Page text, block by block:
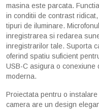
masina este parcata.
in conditii de contrast
tipuri de iluminare.
inregistrarea si redarea
inregistrarilor tale. Suporta
oferind spatiu suficient
USB-C asigura o conexiune
moderna.
Proiectata pentru o
camera are un design